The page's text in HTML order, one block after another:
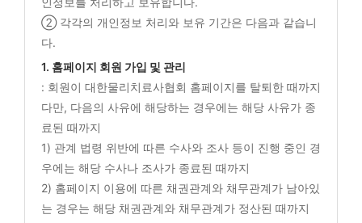
② 각각의 개인정보 처리와 보유 기간은 다음과 같습니
다.
1. 홈페이지 회원 가입 및 관리
: 회원이 대한물리치료사협회 홈페이지를 탈퇴한 때까지
다만, 다음의 사유에 해당하는 경우에는 해당 사유가 종
료된 때까지
1) 관계 법령 위반에 따른 수사와 조사 등이 진행 중인 경
우에는 해당 수사나 조사가 종료된 때까지
2) 홈페이지 이용에 따른 채권관계와 채무관계가 남아있
는 경우는 해당 채권관계와 채무관계가 정산된 때까지